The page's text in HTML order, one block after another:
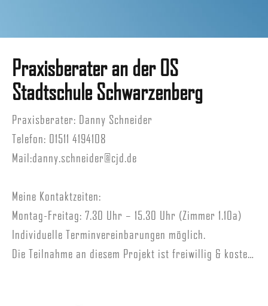
Praxisberater an der OS
Stadtschule Schwarzenberg
Praxisberater: Danny Schneider
Telefon: 01511 4194108
Mail:danny.schneider@cjd.de
Meine Kontaktzeiten:
Montag-Freitag: 7.30 Uhr – 15.30 Uhr (Zimmer 1.10a)
Individuelle Terminvereinbarungen möglich.
Die Teilnahme an diesem Projekt ist freiwillig & kostenlos.